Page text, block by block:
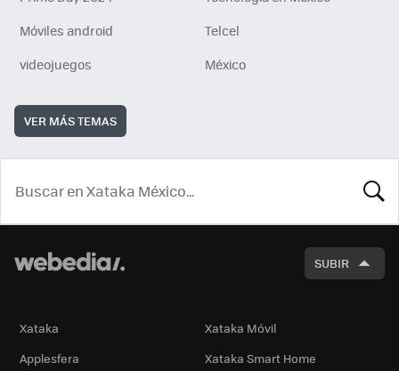
Móviles android
Telcel
videojuegos
México
VER MÁS TEMAS
SUBIR
Xataka
Xataka Móvil
Applesfera
Xataka Smart Home